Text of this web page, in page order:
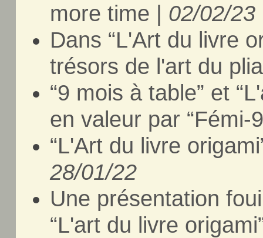
more time | 02/02/23
Dans “L'Art du livre
trésors de l'art du
“9 mois à table” et
en valeur par “Fémi-
“L'Art du livre
28/01/22
Une présentation
“L'art du livre